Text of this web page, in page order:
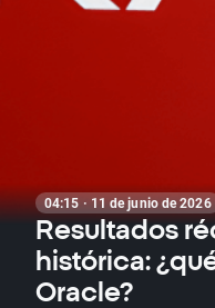
04:15 · 11 de junio de 2026
Resultados
histórica:
Oracle?